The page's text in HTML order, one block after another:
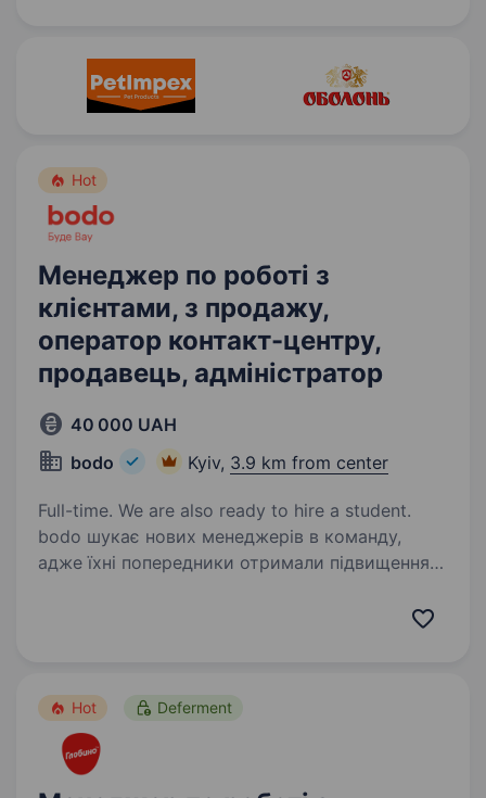
Hot
Менеджер по роботі з
клієнтами, з продажу,
оператор контакт-центру,
продавець, адміністратор
40 000 UAH
bodo
Kyiv, 3.9 km from center
Full-time. We are also ready to hire a student.
bodo шукає нових менеджерів в команду,
адже їхні попередники отримали підвищення
співробітники починають свій шлях в компанії
Hot Deferment